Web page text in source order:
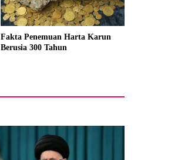
Fakta Penemuan Harta Karun
Berusia 300 Tahun